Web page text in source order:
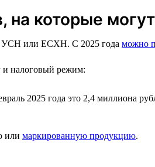
которые
УСН или ЕСХН. С 2025 года можно
и налоговый режим:
2025 года это 2,4 миллиона
или маркированную продукцию.